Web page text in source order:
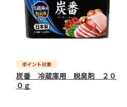
炭番 冷蔵庫用 脱臭剤 ２０
０ｇ